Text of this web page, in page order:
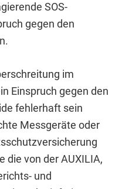
SOS-
gegen den
im
Einspruch gegen den
fehlerhaft sein
Messgeräte oder
die von der AUXILIA,
und